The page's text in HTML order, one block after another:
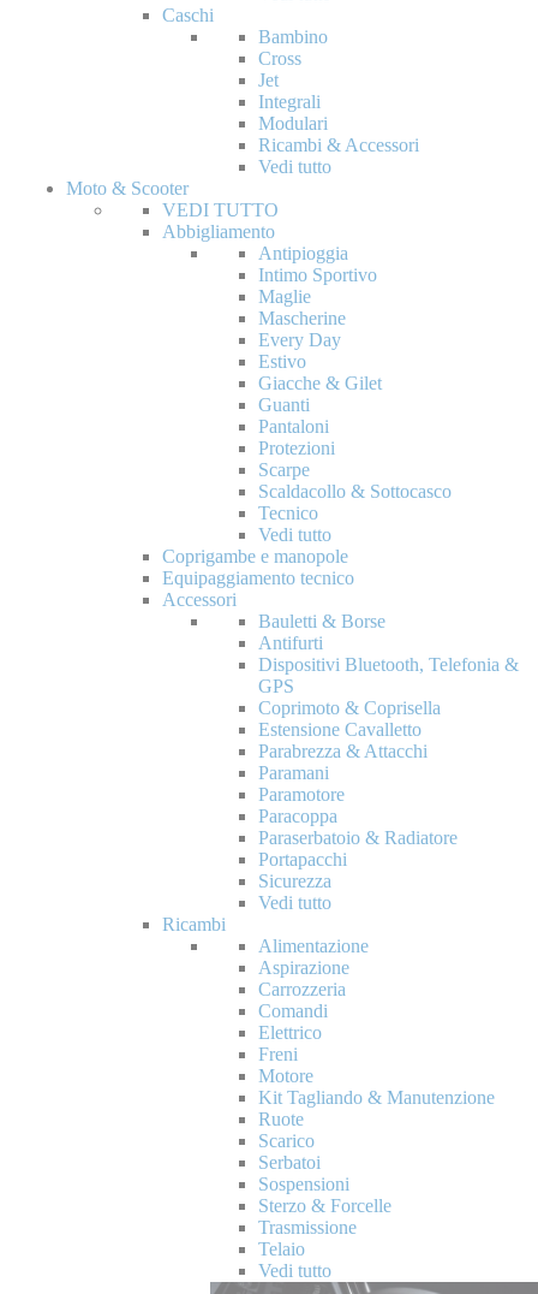
Caschi
Bambino
Cross
Jet
Integrali
Modulari
Ricambi & Accessori
Vedi tutto
Moto & Scooter
VEDI TUTTO
Abbigliamento
Antipioggia
Intimo Sportivo
Maglie
Mascherine
Every Day
Estivo
Giacche & Gilet
Guanti
Pantaloni
Protezioni
Scarpe
Scaldacollo & Sottocasco
Tecnico
Vedi tutto
Coprigambe e manopole
Equipaggiamento tecnico
Accessori
Bauletti & Borse
Antifurti
Dispositivi Bluetooth, Telefonia &
GPS
Coprimoto & Coprisella
Estensione Cavalletto
Parabrezza & Attacchi
Paramani
Paramotore
Paracoppa
Paraserbatoio & Radiatore
Portapacchi
Sicurezza
Vedi tutto
Ricambi
Alimentazione
Aspirazione
Carrozzeria
Comandi
Elettrico
Freni
Motore
Kit Tagliando & Manutenzione
Ruote
Scarico
Serbatoi
Sospensioni
Sterzo & Forcelle
Trasmissione
Telaio
Vedi tutto